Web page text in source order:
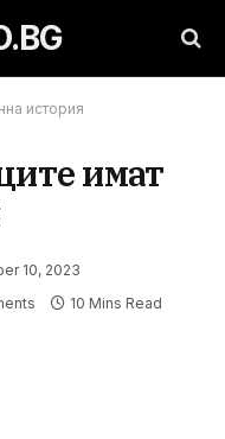
история
имат
10, 2023
10 Mins Read